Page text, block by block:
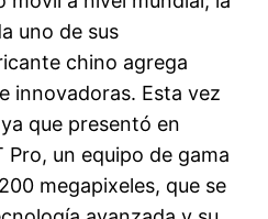
uno de sus
chino agrega
innovadoras. Esta vez
que presentó en
Pro, un equipo de gama
megapixeles, que se